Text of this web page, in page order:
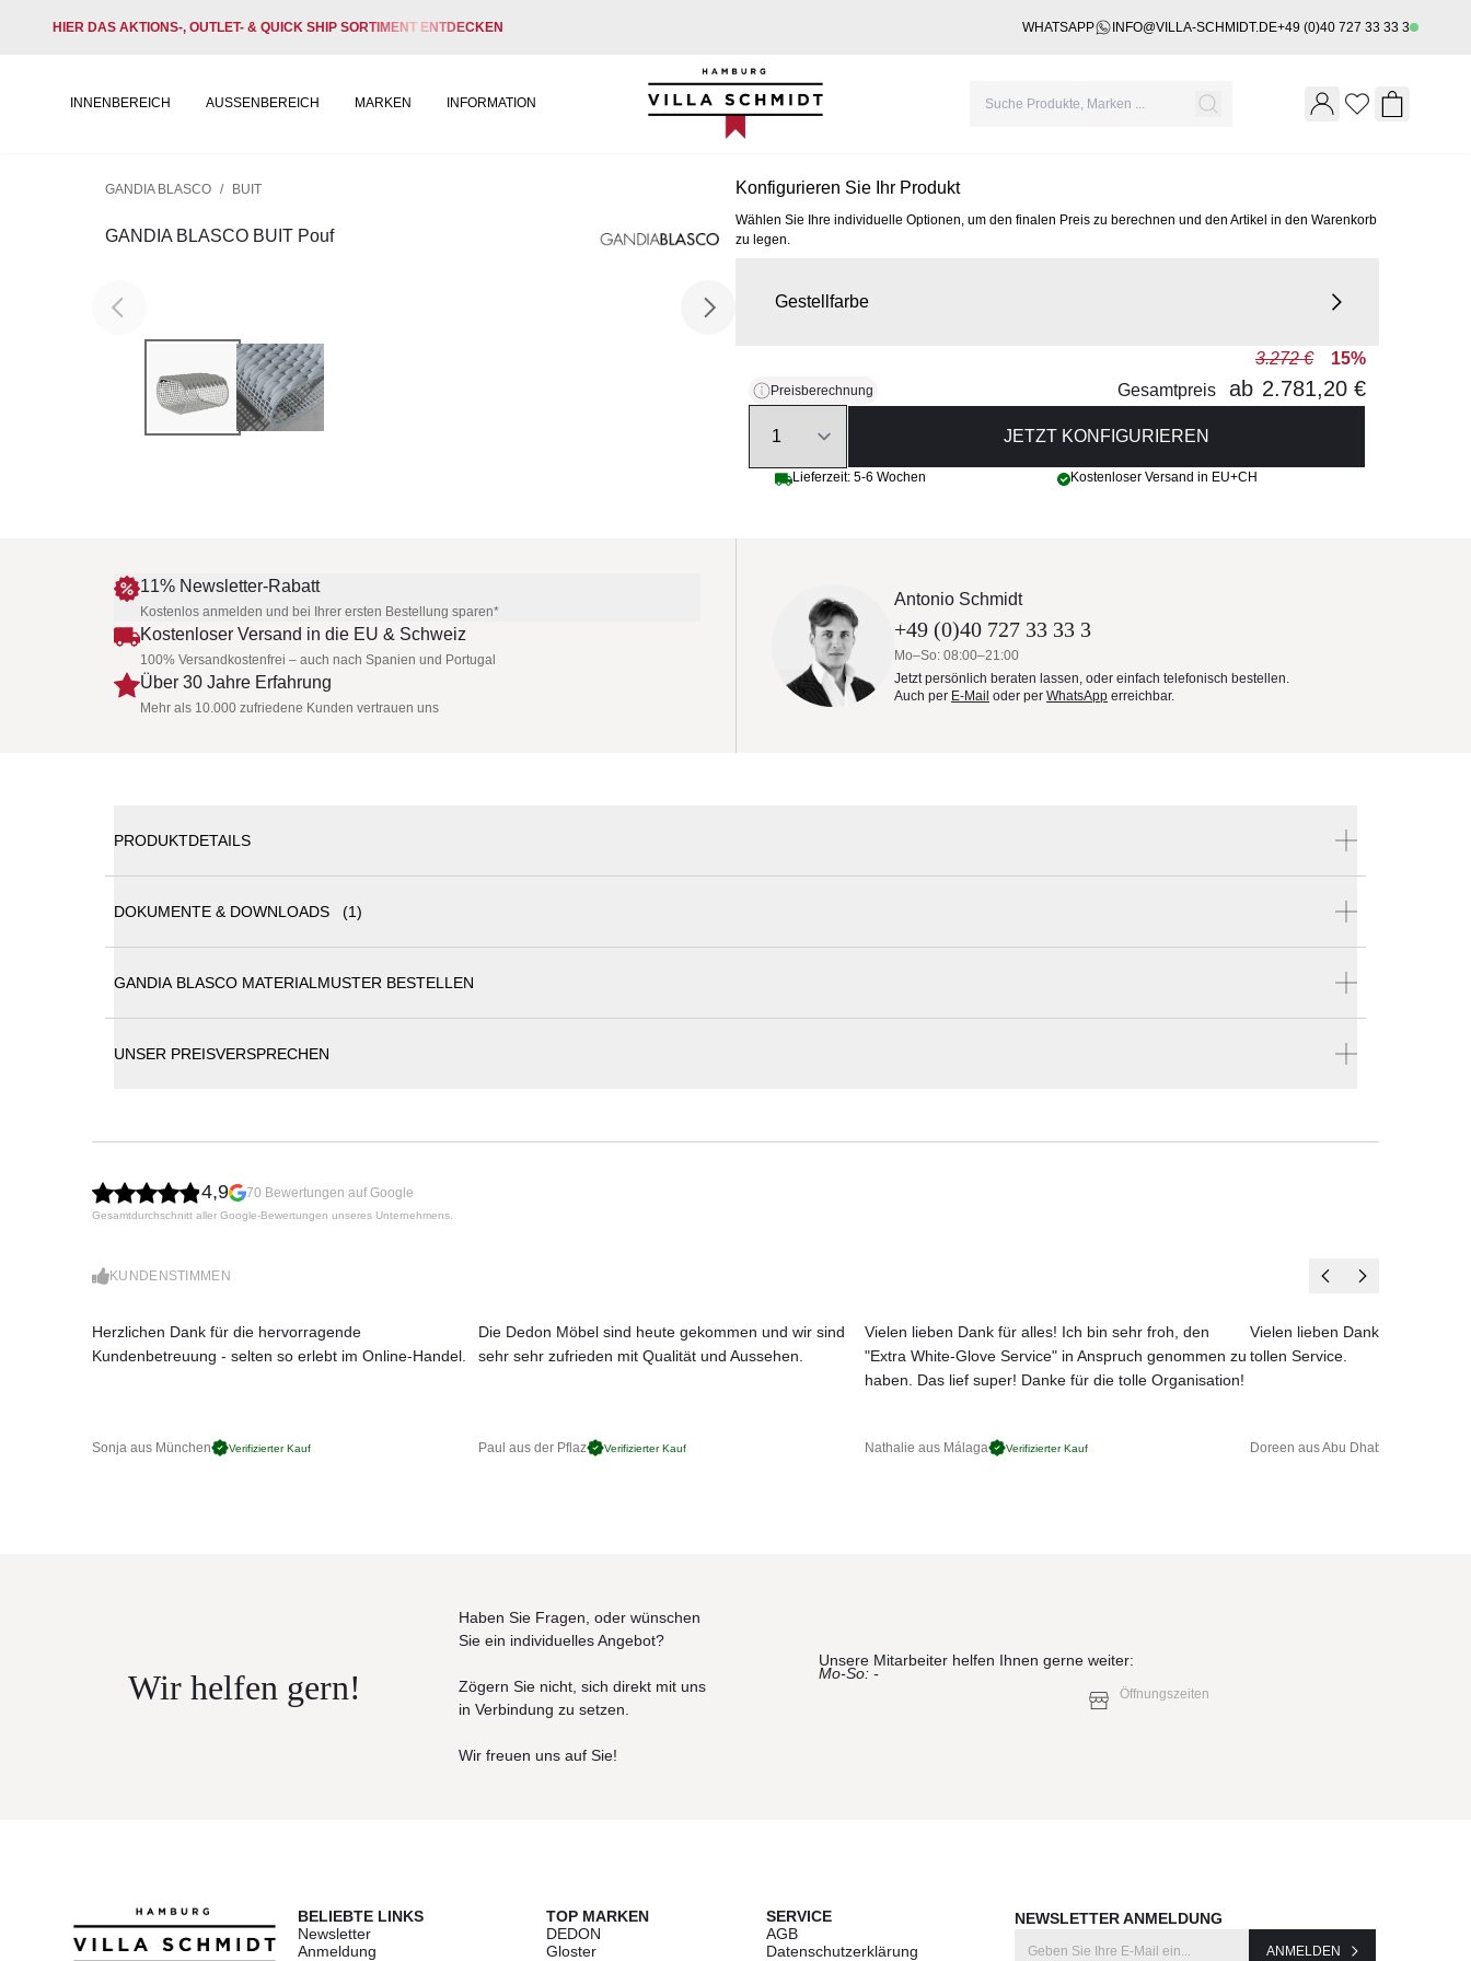
HIER DAS AKTIONS-, OUTLET- & QUICK SHIP SORTIMENT ENTDECKEN WHATSAPP INFO@VILLA-SCHMIDT.DE+49 (0)40 727 33 33 3
INNENBEREICH AUSSENBEREICH MARKEN INFORMATION
Villa Schmidt
Wishlist
GANDIA BLASCO / BUIT
GANDIA BLASCO BUIT Pouf
Konfigurieren Sie Ihr Produkt
Wählen Sie Ihre individuelle Optionen, um den finalen Preis zu berechnen und den Artikel in den Warenkorb
zu legen.
Gestellfarbe
Preisberechnung
3.272 €
15%
Gesamtpreis
ab 2.781,20 €
JETZT KONFIGURIEREN
Lieferzeit: 5-6 Wochen Kostenloser Versand in EU+CH
11% Newsletter-Rabatt
Kostenlos anmelden und bei Ihrer ersten Bestellung sparen*
Kostenloser Versand in die EU & Schweiz
100% Versandkostenfrei – auch nach Spanien und Portugal
Über 30 Jahre Erfahrung
Mehr als 10.000 zufriedene Kunden vertrauen uns
Antonio Schmidt
+49 (0)40 727 33 33 3
Mo–So: 08:00–21:00
Jetzt persönlich beraten lassen, oder einfach telefonisch bestellen.
Auch per E-Mail oder per WhatsApp erreichbar.
PRODUKTDETAILS
Hergestellt aus thermolackierten Aluminium - mit grauem Kvadrat-Stoffgeflecht (nicht abnehmbar)
Wetterfest
Maße: (B × T×
60 x 68 x 36 cm
DOKUMENTE & DOWNLOADS (1)
GANDIA BLASCO MATERIALMUSTER BESTELLEN
JETZT MUSTER BESTELLEN
UNSER PREISVERSPRECHEN
4,9 70 Bewertungen auf Google
Gesamtdurchschnitt aller Google-Bewertungen unseres Unternehmens.
KUNDENSTIMMEN
Herzlichen Dank für die hervorragende
Kundenbetreuung - selten so erlebt im Online-Handel.
Sonja aus München Verifizierter Kauf
Die Dedon Möbel sind heute gekommen und wir sind
sehr sehr zufrieden mit Qualität und Aussehen.
Paul aus der Pflaz Verifizierter Kauf
Vielen lieben Dank für alles! Ich bin sehr froh, den
"Extra White-Glove Service" in Anspruch genommen zu
haben. Das lief super! Danke für die tolle Organisation!
Nathalie aus Málaga Verifizierter Kauf
Vielen lieben Dank für das
tollen Service.
Doreen aus Abu Dhabi
Wir helfen gern!
Haben Sie Fragen, oder wünschen
Sie ein individuelles Angebot?
Zögern Sie nicht, sich direkt mit uns
in Verbindung zu setzen.
Wir freuen uns auf Sie!
Unsere Mitarbeiter helfen Ihnen gerne weiter:
Mo-So: -
Öffnungszeiten
BELIEBTE LINKS
Newsletter
Anmeldung
TOP MARKEN
DEDON
Gloster
SERVICE
AGB
Datenschutzerklärung
NEWSLETTER ANMELDUNG
ANMELDEN